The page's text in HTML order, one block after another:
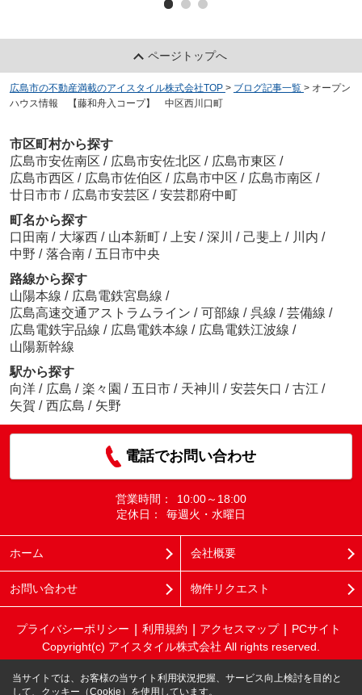
ページトップへ
広島市の不動産満載のアイスタイル株式会社TOP > ブログ記事一覧 > オープン
ハウス情報 【藤和舟入コープ】 中区西川口町
市区町村から探す
広島市安佐南区 / 広島市安佐北区 / 広島市東区 /
広島市西区 / 広島市佐伯区 / 広島市中区 / 広島市南区 /
廿日市市 / 広島市安芸区 / 安芸郡府中町
町名から探す
口田南 / 大塚西 / 山本新町 / 上安 / 深川 / 己斐上 / 川内 /
中野 / 落合南 / 五日市中央
路線から探す
山陽本線 / 広島電鉄宮島線 /
広島高速交通アストラムライン / 可部線 / 呉線 / 芸備線 /
広島電鉄宇品線 / 広島電鉄本線 / 広島電鉄江波線 /
山陽新幹線
駅から探す
向洋 / 広島 / 楽々園 / 五日市 / 天神川 / 安芸矢口 / 古江 /
矢賀 / 西広島 / 矢野
電話でお問い合わせ
営業時間：
10:00～18:00
定休日：
毎週火・水曜日
ホーム 会社概要
お問い合わせ 物件リクエスト
プライバシーポリシー 利用規約 アクセスマップ
PCサイト
Copyright(c) アイスタイル株式会社 All rights reserved.
当サイトでは、お客様の当サイト利用状況把握、サービス向上検討を目的と
して、クッキー（Cookie）を使用しています。